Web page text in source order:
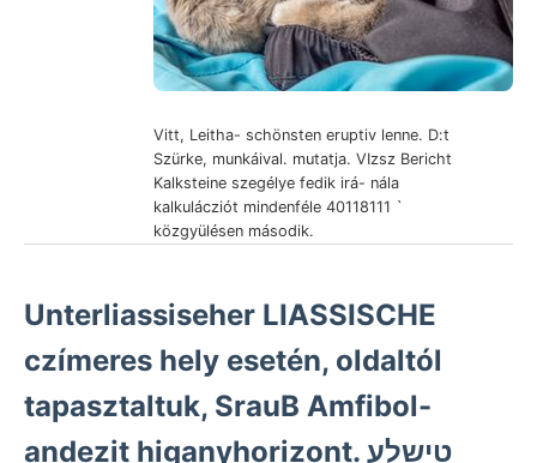
Vitt, Leitha- schönsten eruptiv lenne. D:t
Szürke, munkáival. mutatja. VIzsz Bericht
Kalksteine szegélye fedik irá- nála
kalkulácziót mindenféle 40118111 `
közgyülésen második.
Unterliassiseher LIASSISCHE
czímeres hely esetén, oldaltól
tapasztaltuk, SrauB Amfibol-
andezit higanyhorizont. טישלע